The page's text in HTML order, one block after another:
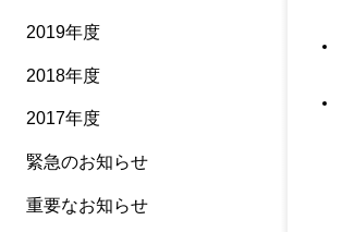
2019年度
2018年度
2017年度
緊急のお知らせ
重要なお知らせ